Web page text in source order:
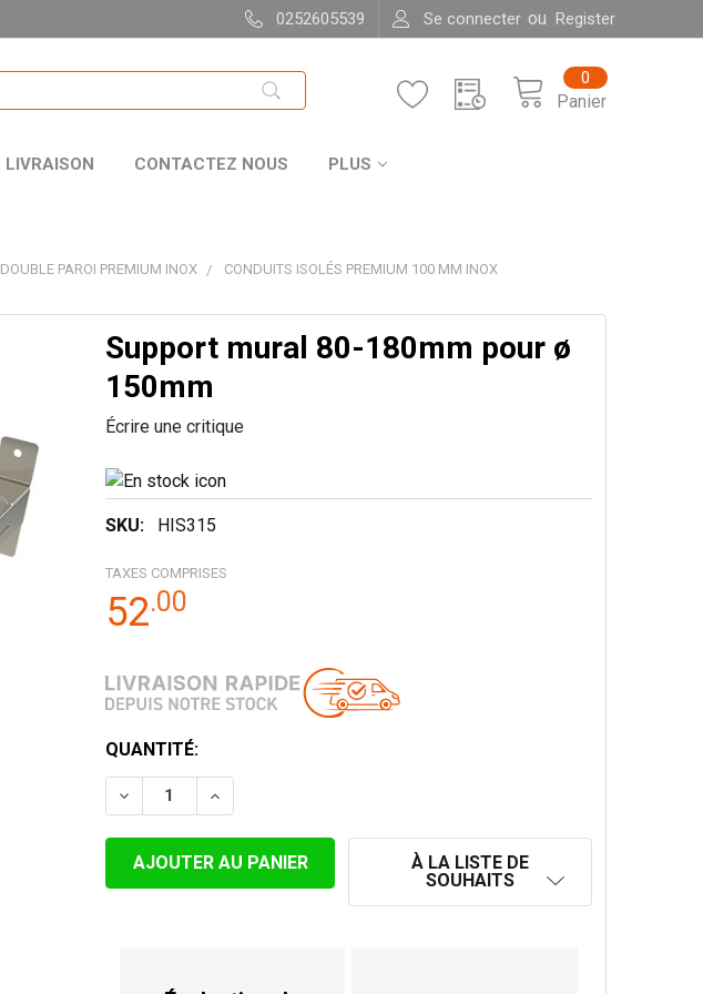
0252605539 Se connecter ou Register
Panier
0
LIVRAISON CONTACTEZ NOUS PLUS
DOUBLE PAROI PREMIUM INOX
CONDUITS ISOLÉS PREMIUM 100 MM INOX
Support mural 80-180mm pour ø
150mm
Écrire une critique
SKU: HIS315
TAXES COMPRISES
52.00
STOCK
ACTUEL:
QUANTITÉ:
DIMINUER LA QUANTITÉ DE SUPPORT MURAL 80-180MM POUR Ø
AUGMENTER LA QUANTITÉ DE SUPPORT MURAL 80-
À LA LISTE DE
SOUHAITS